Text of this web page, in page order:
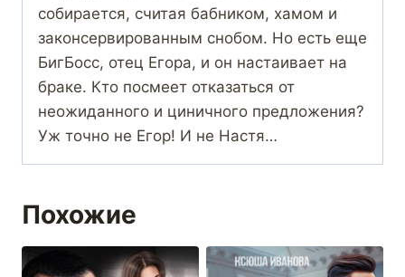
собирается, считая бабником, хамом и
законсервированным снобом. Но есть еще
БигБосс, отец Егора, и он настаивает на
браке. Кто посмеет отказаться от
неожиданного и циничного предложения?
Уж точно не Егор! И не Настя…
Похожие